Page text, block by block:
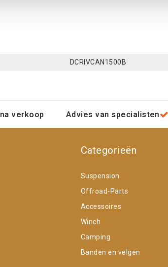
DCRIVCAN1500B
verkoop Advies van specialisten
Categorieën
Suspension
Offroad-Parts
Accessoires
Winch
Camping
Banden en velgen